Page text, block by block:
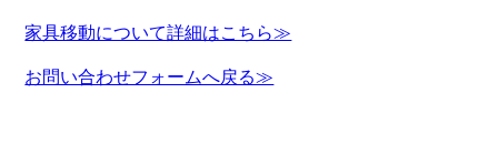
家具移動について詳細はこちら≫
お問い合わせフォームへ戻る≫